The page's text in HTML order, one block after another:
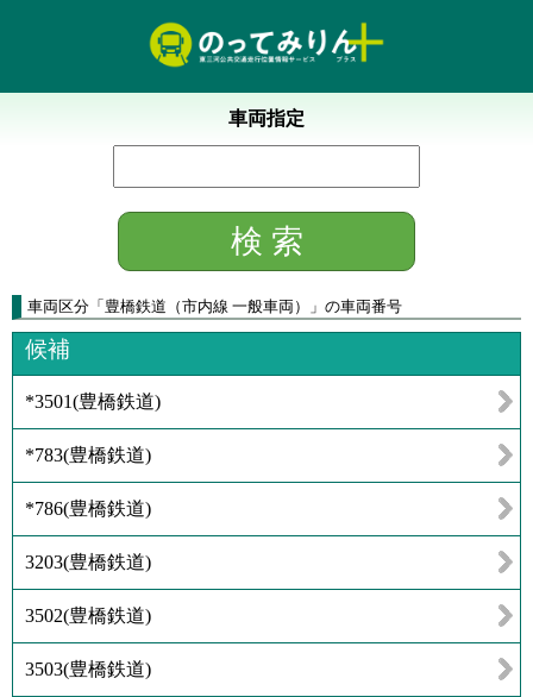
車両指定
車両区分 「 豊橋鉄道（市内線 一般車両） 」 の車両番号
候補
*3501(豊橋鉄道)
*783(豊橋鉄道)
*786(豊橋鉄道)
3203(豊橋鉄道)
3502(豊橋鉄道)
3503(豊橋鉄道)